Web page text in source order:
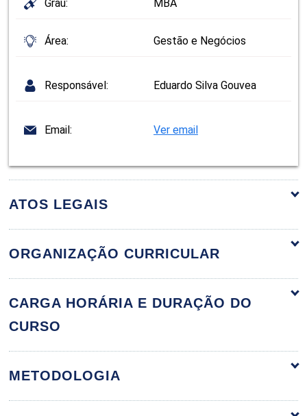
Grau: MBA
Área: Gestão e Negócios
Responsável: Eduardo Silva Gouvea
Email: Ver email
ATOS LEGAIS
ORGANIZAÇÃO CURRICULAR
Empresarial
O Papel do Consultor
CARGA HORÁRIA E DURAÇÃO DO
CURSO
METODOLOGIA